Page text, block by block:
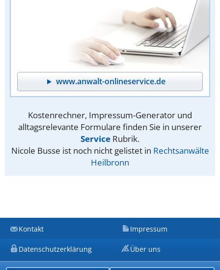
www.anwalt-onlineservice.de
Kostenrechner, Impressum-Generator und
alltagsrelevante Formulare finden Sie in unserer
Service Rubrik.
Nicole Busse ist noch nicht gelistet in Rechtsanwälte
Heilbronn
Kontakt Impressum
Datenschutzerklärung Über uns